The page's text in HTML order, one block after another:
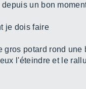
un bon
je dois faire
gros potard rond
l'éteindre et le